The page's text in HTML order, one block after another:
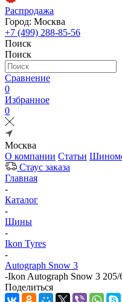
Распродажа
Город: Москва
+7 (499) 288-85-56
Поиск
Поиск
Сравнение
0
Избранное
0
Москва
О компании Статьи
Стаус заказа
Главная
-
Каталог
-
Шины
-
Ikon Tyres
-
Autograph Snow 3
-Ikon Autograph Snow 3
Поделиться